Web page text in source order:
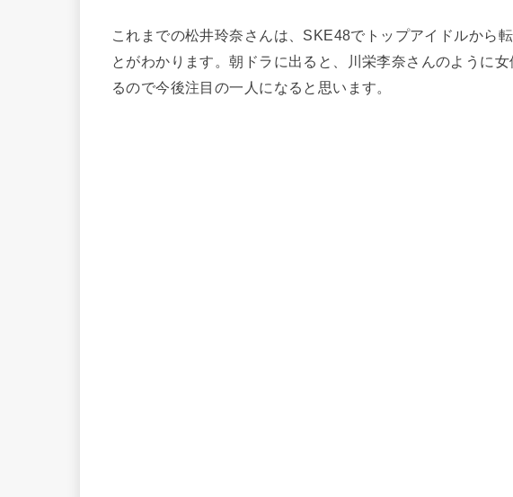
これまでの松井玲奈さんは、SKE48でトップアイドルから
とがわかります。朝ドラに出ると、川栄李奈さんのように
るので今後注目の一人になると思います。